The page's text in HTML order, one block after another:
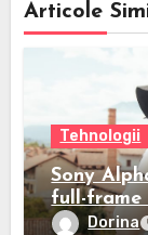
Articole
Tehnologii
Sony
full-
urbanăDorina